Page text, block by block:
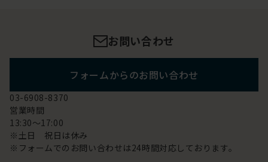
お問い合わせ
フォームからのお問い合わせ
03-6908-8370
営業時間
13:30～17:00
※土日 祝日は休み
※フォームでのお問い合わせは24時間対応しております。